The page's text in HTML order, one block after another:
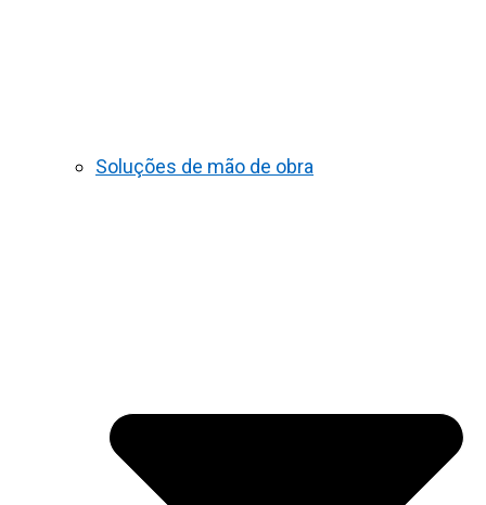
Soluções de mão de obra